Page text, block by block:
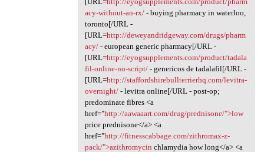
acy-without-an-rx/- buying pharmacy in waterloo,
toronto[/URL -
[URL=http://deweyandridgeway.com/drugs/pharm
acy/- european generic pharmacy[/URL -
[URL=http://eyogsupplements.com/product/tadala
fil-online-no-script/- genericos de tadalafil[/URL -
[URL=http://staffordshirebullterrierhq.com/levitra-
overnight/- levitra online[/URL - post-op;
predominate fibres <a
href="http://aawaaart.com/drug/prednisone/">low
price prednisone</a> <a
href="http://fitnesscabbage.com/zithromax-z-
pack/">azithromycin chlamydia how long</a> <a